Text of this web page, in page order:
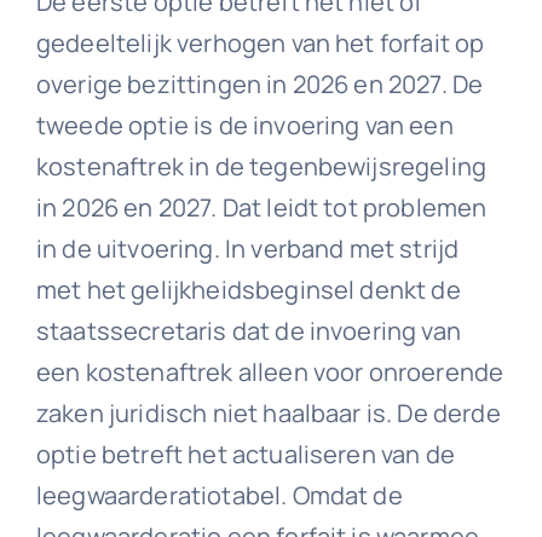
gedeeltelijk verhogen van het forfait op
overige bezittingen in 2026 en 2027. De
tweede optie is de invoering van een
kostenaftrek in de tegenbewijsregeling
in 2026 en 2027. Dat leidt tot problemen
in de uitvoering. In verband met strijd
met het gelijkheidsbeginsel denkt de
staatssecretaris dat de invoering van
een kostenaftrek alleen voor onroerende
zaken juridisch niet haalbaar is. De derde
optie betreft het actualiseren van de
leegwaarderatiotabel. Omdat de